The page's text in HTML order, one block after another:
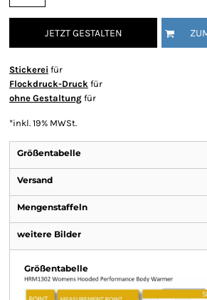
JETZT GESTALTEN
Stickerei für
Flockdruck-Druck für
ohne Gestaltung für
*inkl. 19% MWSt.
Größentabelle
Versand
Mengenstaffeln
weitere Bilder
Größentabelle